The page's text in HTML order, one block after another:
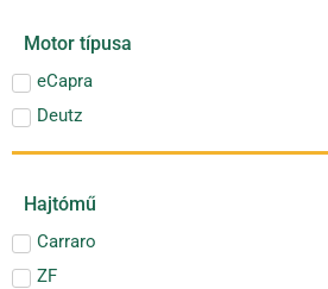
Motor típusa
eCapra
Deutz
Hajtómű
Carraro
ZF